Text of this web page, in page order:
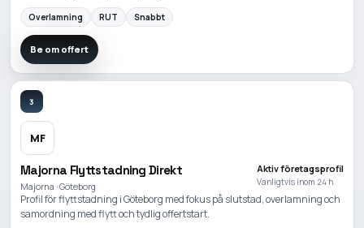
Overlamning RUT Snabbt
Be om offert
3
MF
Majorna Flyttstadning Direkt
Majorna · Göteborg
Aktiv företagsprofil
Vanligtvis inom 24 h
Profil för flyttstadning i Göteborg med fokus på slutstad, overlamning och
samordning med flytt och tydlig offertstart.